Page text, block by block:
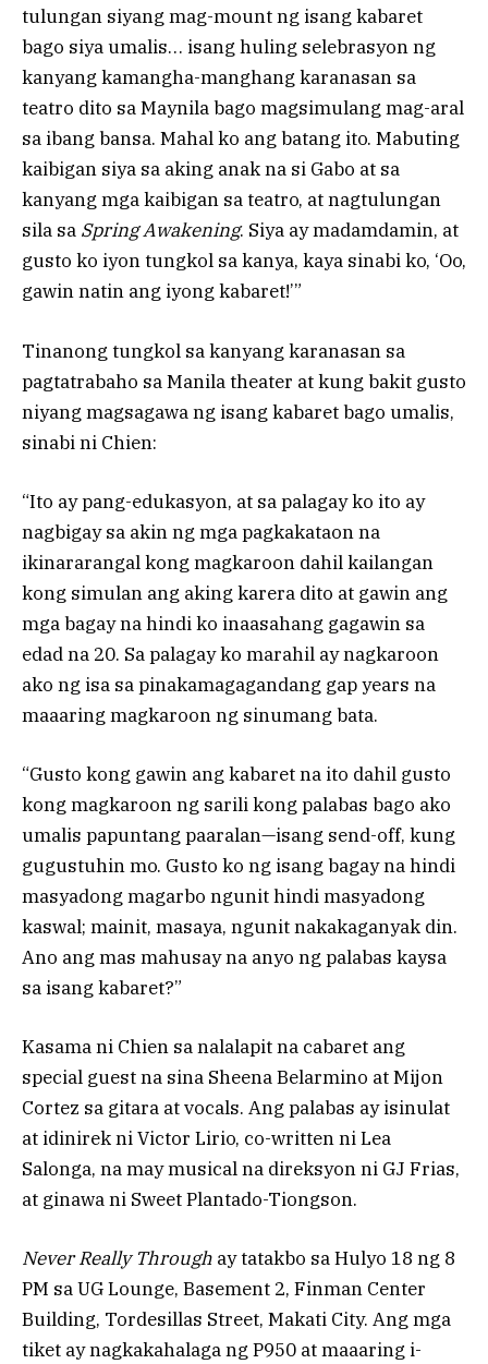
tulungan siyang mag-mount ng isang kabaret
bago siya umalis… isang huling selebrasyon ng
kanyang kamangha-manghang karanasan sa
teatro dito sa Maynila bago magsimulang mag-aral
sa ibang bansa. Mahal ko ang batang ito. Mabuting
kaibigan siya sa aking anak na si Gabo at sa
kanyang mga kaibigan sa teatro, at nagtulungan
sila sa Spring Awakening. Siya ay madamdamin, at
gusto ko iyon tungkol sa kanya, kaya sinabi ko, ‘Oo,
gawin natin ang iyong kabaret!’”
Tinanong tungkol sa kanyang karanasan sa
pagtatrabaho sa Manila theater at kung bakit gusto
niyang magsagawa ng isang kabaret bago umalis,
sinabi ni Chien:
“Ito ay pang-edukasyon, at sa palagay ko ito ay
nagbigay sa akin ng mga pagkakataon na
ikinararangal kong magkaroon dahil kailangan
kong simulan ang aking karera dito at gawin ang
mga bagay na hindi ko inaasahang gagawin sa
edad na 20. Sa palagay ko marahil ay nagkaroon
ako ng isa sa pinakamagagandang gap years na
maaaring magkaroon ng sinumang bata.
“Gusto kong gawin ang kabaret na ito dahil gusto
kong magkaroon ng sarili kong palabas bago ako
umalis papuntang paaralan—isang send-off, kung
gugustuhin mo. Gusto ko ng isang bagay na hindi
masyadong magarbo ngunit hindi masyadong
kaswal; mainit, masaya, ngunit nakakaganyak din.
Ano ang mas mahusay na anyo ng palabas kaysa
sa isang kabaret?”
Kasama ni Chien sa nalalapit na cabaret ang
special guest na sina Sheena Belarmino at Mijon
Cortez sa gitara at vocals. Ang palabas ay isinulat
at idinirek ni Victor Lirio, co-written ni Lea
Salonga, na may musical na direksyon ni GJ Frias,
at ginawa ni Sweet Plantado-Tiongson.
Never Really Through ay tatakbo sa Hulyo 18 ng 8
PM sa UG Lounge, Basement 2, Finman Center
Building, Tordesillas Street, Makati City. Ang mga
tiket ay nagkakahalaga ng P950 at maaaring i-